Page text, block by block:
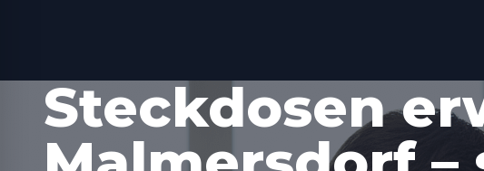
Steckdosen